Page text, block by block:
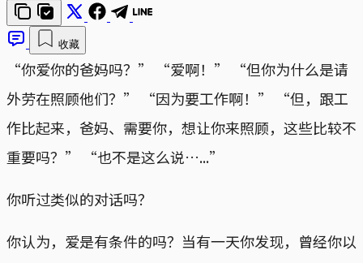
收藏
“你爱你的爸妈吗？” “爱啊！” “但你为什么是请
外劳在照顾他们？” “因为要工作啊！” “但，跟工
作比起来，爸妈、需要你，想让你来照顾，这些比较不
重要吗？” “也不是这么说…...”
你听过类似的对话吗？
你认为，爱是有条件的吗？当有一天你发现，曾经你以